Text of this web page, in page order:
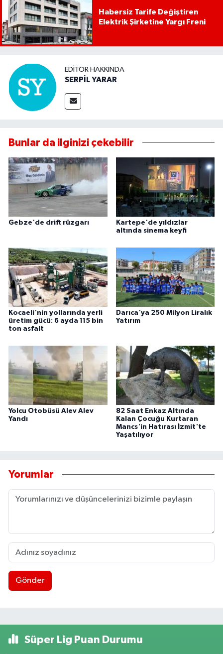
Habersiz Tarife Değiştiren
Elektrik Şirketine Yargı Freni
EDITÖR HAKKINDA
SERPİL YARAR
Bunlar da ilginizi çekebilir
Gebze'de drift rüzgarı
Kartepe'de yıldızlar
altında sinema keyfi
Kocaeli'nin yollarında yerli
üretim gücü: 6 ayda 115 bin
ton asfalt
Darıca'ya 250 Milyon Liralık
Yatırım
Yolcu Otobüsü Alev Alev
Yandı
82 Saat Enkaz Altında
Kalan Çocuğu Kurtaran
Mancs'in Hatırası İzmit'te
Yaşatılıyor
Yorumlar
Gönder
Süper Lig Puan Durumu